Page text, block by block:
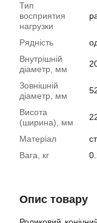
Тип
восприятия
нагрузки
Рядність
Внутрішній
діаметр, мм
Зовнішній
діаметр, мм
Висота
(ширина), мм
Матеріал
Вага, кг
Опис товару